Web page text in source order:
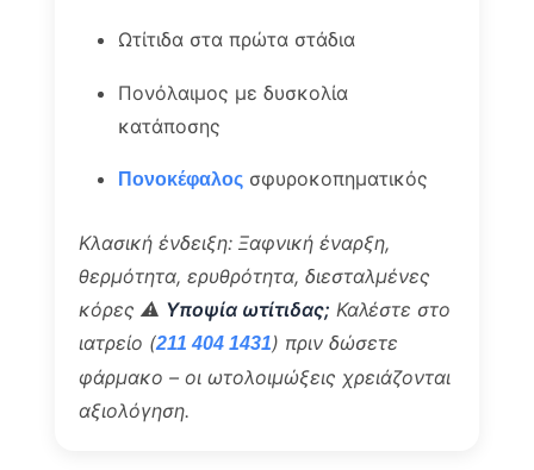
Ωτίτιδα στα πρώτα στάδια
Πονόλαιμος με δυσκολία
κατάποσης
Πονοκέφαλος σφυροκοπηματικός
Κλασική ένδειξη: Ξαφνική έναρξη,
θερμότητα, ερυθρότητα, διεσταλμένες
κόρες ⚠️ Υποψία ωτίτιδας; Καλέστε στο
ιατρείο (211 404 1431) πριν δώσετε
φάρμακο – οι ωτολοιμώξεις χρειάζονται
αξιολόγηση.